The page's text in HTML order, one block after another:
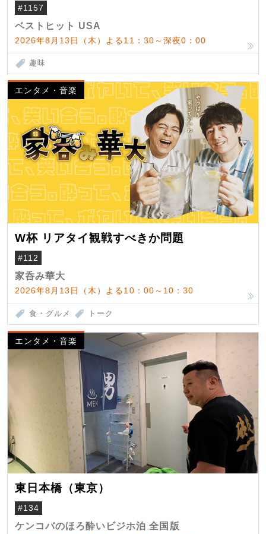
#1157
ベストヒット USA
2026年8月13日（木）よる11：30～深夜0：00
趣味
エンタメ・音楽
W杯 リアタイ観戦すべきか問題
#112
家呑み華大
2026年8月13日（木）よる10：00～10：30
食・グルメ トーク
エンタメ・音楽
東日本橋（東京）
#134
ケンコバのほろ酔いビジホ泊 全国版